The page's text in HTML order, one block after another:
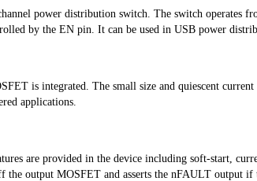
power distribution switch. The switch operates
by the EN pin. It can be used in USB power
is integrated. The small size and quiescent
applications.
are provided in the device including soft-start,
the output MOSFET and asserts the nFAULT output